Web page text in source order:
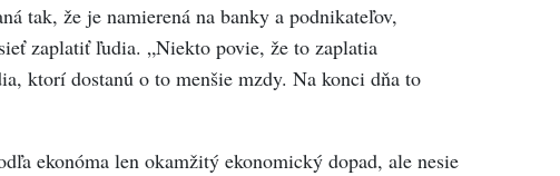
tak, že je namierená na banky a podnikateľov,
zaplatiť ľudia. „Niekto povie, že to zaplatia
ktorí dostanú o to menšie mzdy. Na konci dňa to
ekonóma len okamžitý ekonomický dopad, ale nesie